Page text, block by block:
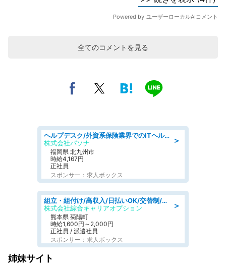
全てのコメントを見る
＞
ヘルプデスク/外資系保険業界でのITヘルプデスク業務/駅近/即日勤務可/ヘルプデスク
株式会社パソナ
福岡県 北九州市
時給4,167円
正社員
スポンサー：求人ボックス
＞
組立・組付け/高収入/日払いOK/交替制/20・30・40代活躍中/製造 工場
株式会社綜合キャリアオプション
熊本県 菊陽町
時給1,600円～2,000円
正社員 / 派遣社員
スポンサー：求人ボックス
姉妹サイト